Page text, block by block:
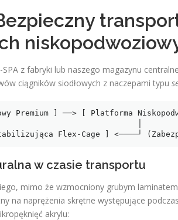
z fabryki lub naszego magazynu
ciągników siodłowych z naczepami typu
w czasie transportu
mimo że wzmocniony grubym
na naprężenia skrętne występujące
akrylu: